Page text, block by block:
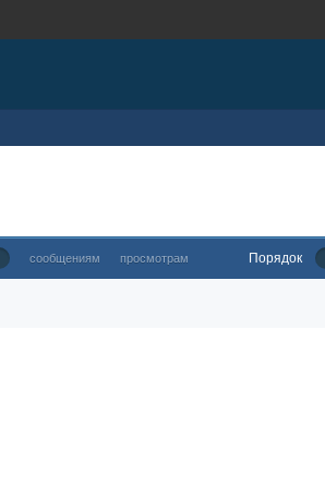
сообщениям просмотрам Порядок